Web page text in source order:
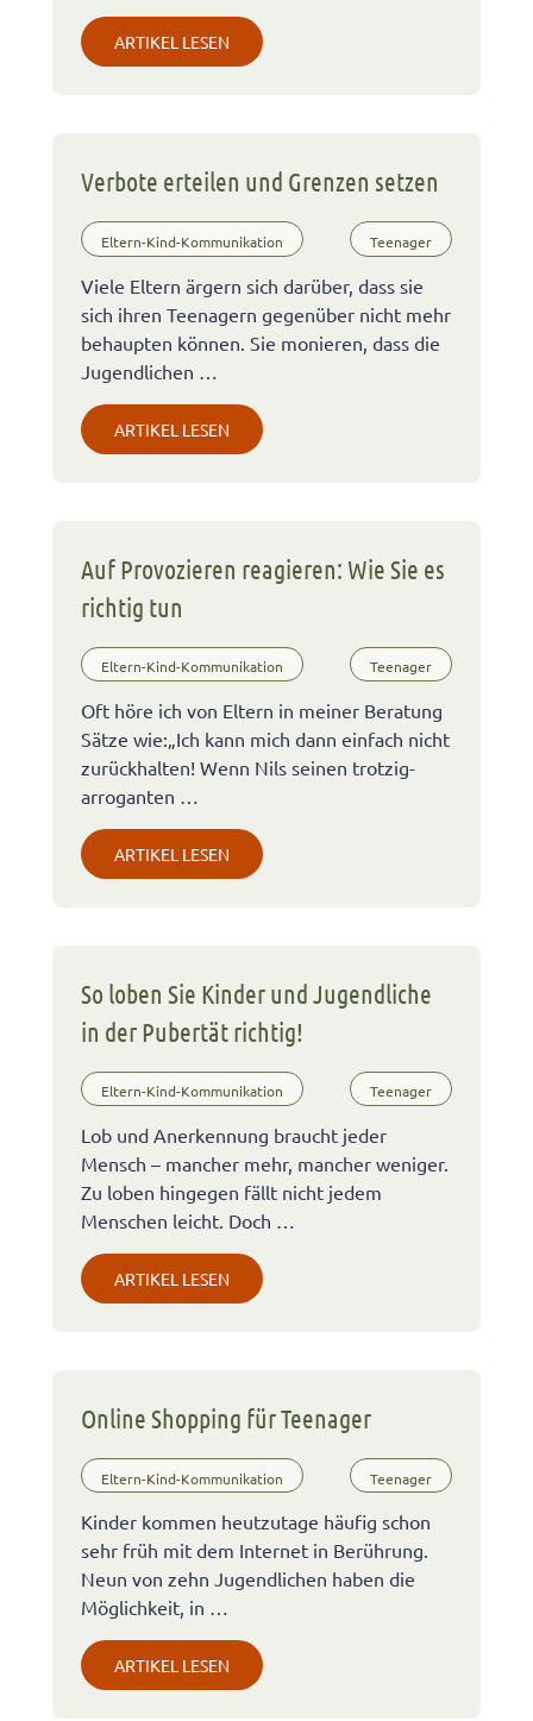
ARTIKEL LESEN
Verbote erteilen und Grenzen setzen
Eltern-Kind-Kommunikation Teenager
Viele Eltern ärgern sich darüber, dass sie
sich ihren Teenagern gegenüber nicht mehr
behaupten können. Sie monieren, dass die
Jugendlichen …
ARTIKEL LESEN
Auf Provozieren reagieren: Wie Sie es
richtig tun
Eltern-Kind-Kommunikation Teenager
Oft höre ich von Eltern in meiner Beratung
Sätze wie:„Ich kann mich dann einfach nicht
zurückhalten! Wenn Nils seinen trotzig-
arroganten …
ARTIKEL LESEN
So loben Sie Kinder und Jugendliche
in der Pubertät richtig!
Eltern-Kind-Kommunikation Teenager
Lob und Anerkennung braucht jeder
Mensch – mancher mehr, mancher weniger.
Zu loben hingegen fällt nicht jedem
Menschen leicht. Doch …
ARTIKEL LESEN
Online Shopping für Teenager
Eltern-Kind-Kommunikation Teenager
Kinder kommen heutzutage häufig schon
sehr früh mit dem Internet in Berührung.
Neun von zehn Jugendlichen haben die
Möglichkeit, in …
ARTIKEL LESEN